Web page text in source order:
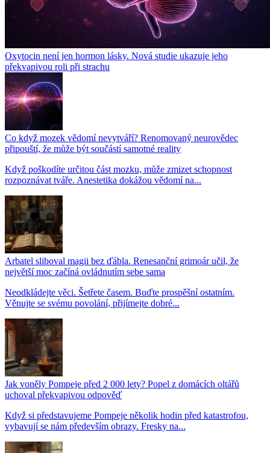
Oxytocin není jen hormon lásky. Nová studie ukazuje jeho
překvapivou roli při strachu
Co když mozek vědomí nevytváří? Renomovaný neurovědec
připouští, že může být součástí samotné reality
Když poškodíte určitou část mozku, může zmizet schopnost
rozpoznávat tváře. Anestetika dokážou vědomí na...
Arbatel sliboval magii bez ďábla. Renesanční grimoár učil, že
největší moc začíná ovládnutím sebe sama
Neodkládejte věci. Šetřete časem. Buďte prospěšní ostatním.
Věnujte se svému povolání, přijímejte dobré...
Jak voněly Pompeje před 2 000 lety? Popel z domácích oltářů
uchoval překvapivou odpověď
Když si představujeme Pompeje několik hodin před katastrofou,
vybavují se nám především obrazy. Fresky na...